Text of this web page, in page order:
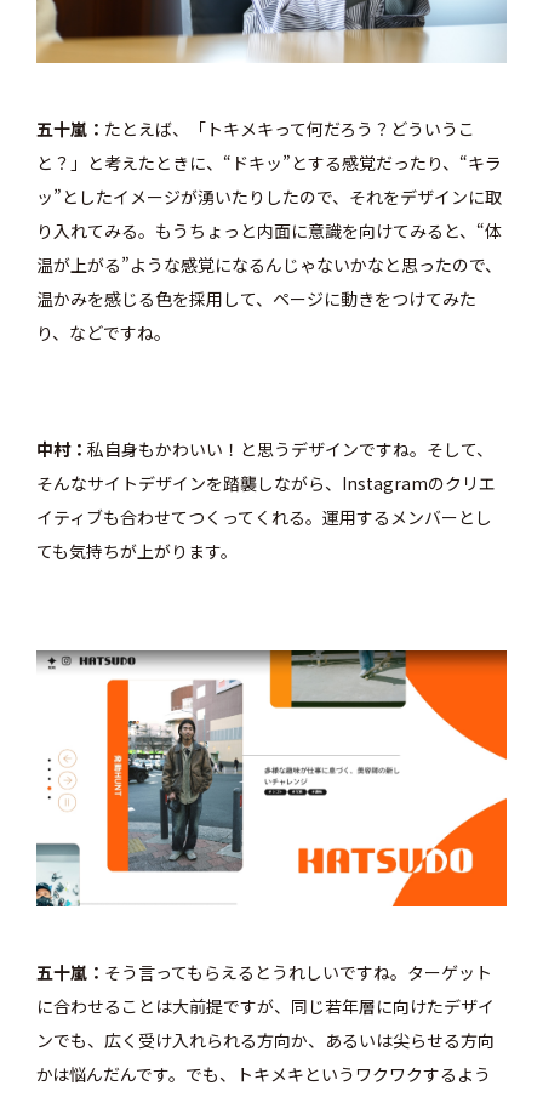
五十嵐
たとえば、「トキメキって何だろう？どういうこ
と？」と考えたときに、“ドキッ”とする感覚だったり、“キラ
ッ”としたイメージが湧いたりしたので、それをデザインに取
り入れてみる。もうちょっと内面に意識を向けてみると、“体
温が上がる”ような感覚になるんじゃないかなと思ったので、
温かみを感じる色を採用して、ページに動きをつけてみた
り、などですね。
中村
私自身もかわいい！と思うデザインですね。そして、
そんなサイトデザインを踏襲しながら、Instagramのクリエ
イティブも合わせてつくってくれる。運用するメンバーとし
ても気持ちが上がります。
五十嵐
そう言ってもらえるとうれしいですね。ターゲット
に合わせることは大前提ですが、同じ若年層に向けたデザイ
ンでも、広く受け入れられる方向か、あるいは尖らせる方向
かは悩んだんです。でも、トキメキというワクワクするよう